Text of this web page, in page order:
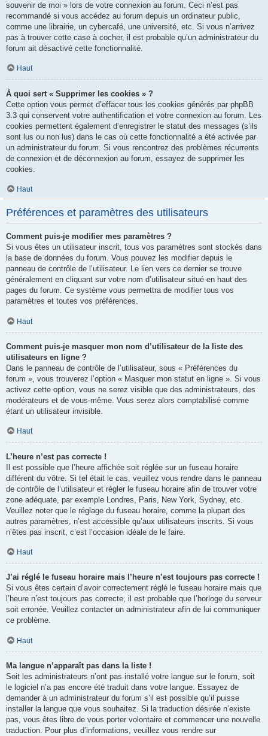
souvenir de moi » lors de votre connexion au forum. Ceci n’est pas
recommandé si vous accédez au forum depuis un ordinateur public,
comme une librairie, un cybercafé, une université, etc. Si vous n’arrivez
pas à trouver cette case à cocher, il est probable qu’un administrateur du
forum ait désactivé cette fonctionnalité.
Haut
À quoi sert « Supprimer les cookies » ?
Cette option vous permet d’effacer tous les cookies générés par phpBB
3.3 qui conservent votre authentification et votre connexion au forum. Les
cookies permettent également d’enregistrer le statut des messages (s’ils
sont lus ou non lus) dans le cas où cette fonctionnalité a été activée par
un administrateur du forum. Si vous rencontrez des problèmes récurrents
de connexion et de déconnexion au forum, essayez de supprimer les
cookies.
Haut
Préférences et paramètres des utilisateurs
Comment puis-je modifier mes paramètres ?
Si vous êtes un utilisateur inscrit, tous vos paramètres sont stockés dans
la base de données du forum. Vous pouvez les modifier depuis le
panneau de contrôle de l’utilisateur. Le lien vers ce dernier se trouve
généralement en cliquant sur votre nom d’utilisateur situé en haut des
pages du forum. Ce système vous permettra de modifier tous vos
paramètres et toutes vos préférences.
Haut
Comment puis-je masquer mon nom d’utilisateur de la liste des
utilisateurs en ligne ?
Dans le panneau de contrôle de l’utilisateur, sous « Préférences du
forum », vous trouverez l’option « Masquer mon statut en ligne ». Si vous
activez cette option, vous ne serez visible que des administrateurs, des
modérateurs et de vous-même. Vous serez alors comptabilisé comme
étant un utilisateur invisible.
Haut
L’heure n’est pas correcte !
Il est possible que l’heure affichée soit réglée sur un fuseau horaire
différent du vôtre. Si tel était le cas, veuillez vous rendre dans le panneau
de contrôle de l’utilisateur et régler le fuseau horaire afin de trouver votre
zone adéquate, par exemple Londres, Paris, New York, Sydney, etc.
Veuillez noter que le réglage du fuseau horaire, comme la plupart des
autres paramètres, n’est accessible qu’aux utilisateurs inscrits. Si vous
n’êtes pas inscrit, c’est l’occasion idéale de le faire.
Haut
J’ai réglé le fuseau horaire mais l’heure n’est toujours pas correcte !
Si vous êtes certain d’avoir correctement réglé le fuseau horaire mais que
l’heure n’est toujours pas correcte, il est probable que l’horloge du serveur
soit erronée. Veuillez contacter un administrateur afin de lui communiquer
ce problème.
Haut
Ma langue n’apparaît pas dans la liste !
Soit les administrateurs n’ont pas installé votre langue sur le forum, soit
le logiciel n’a pas encore été traduit dans votre langue. Essayez de
demander à un administrateur du forum s’il est possible qu’il puisse
installer la langue que vous souhaitez. Si la traduction désirée n’existe
pas, vous êtes libre de vous porter volontaire et commencer une nouvelle
traduction. Pour plus d’informations, veuillez vous rendre sur